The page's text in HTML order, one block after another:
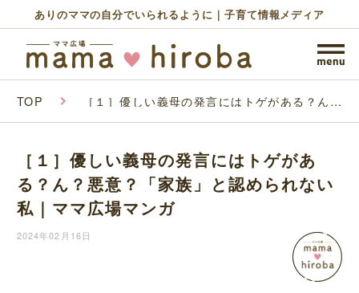
ありのママの自分でいられるように｜子育て情報メディア
TOP ［１］優しい義母の発言にはトゲがある？ん？
ンガ
［１］優しい義母の発言にはトゲがあ
る？ん？悪意？「家族」と認められない
私｜ママ広場マンガ
2024年02月16日